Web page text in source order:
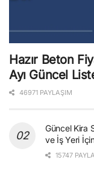
Hazır Beton
Ayı Güncel
46971 PAYLAŞIM
Güncel Kira
ve İş Yeri
15747